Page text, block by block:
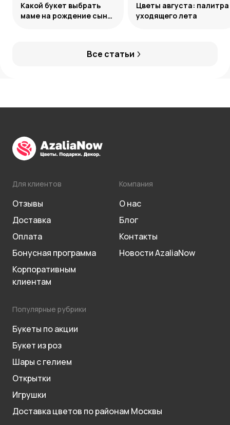
Все статьи
Какой букет выбрать
маме на рождение сына:
Цветы августа: палитра
уходящего лета
Для клиентов
Отзывы
Доставка
Оплата
Бонусная программа
Корпоративным
клиентам
Компания
О нас
Блог
Контакты
Новости AzaliaNow
Популярные рубрики
Букеты по акции
Букет из роз
Шары с гелием
Открытки
Игрушки
Доставка цветов по районам Москвы